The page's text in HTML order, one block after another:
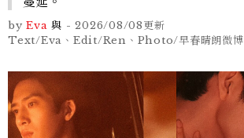
by Eva 與 -2026/08/08更新
Text/Eva、Edit/Ren、Photo/早春晴朗微博